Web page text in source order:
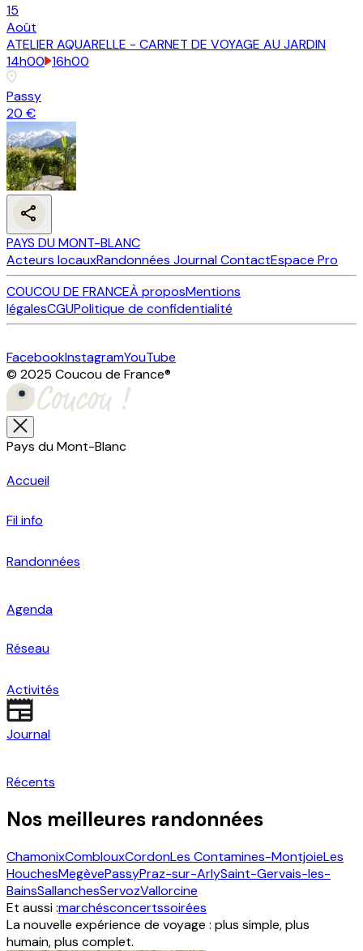
15
Août
ATELIER AQUARELLE - CARNET DE VOYAGE AU JARDIN
14h00 16h00
Passy
20 €
PAYS DU MONT-BLANC
Acteurs locauxRandonnées JournalContactEspace Pro
COUCOU DE FRANCEÀ proposMentions
légalesCGUPolitique de confidentialité
FacebookInstagramYouTube
© 2025 Coucou de France®
Pays du Mont-Blanc
Accueil
Fil info
Randonnées
Agenda
Réseau
Activités
Journal
Récents
Nos meilleures randonnées
ChamonixComblouxCordonLes Contamines-MontjoieLes
HouchesMegèvePassyPraz-sur-ArlySaint-Gervais-les-
BainsSallanchesServozVallorcine
Et aussi :marchésconcertssoirées
La nouvelle expérience de voyage : plus simple, plus
humain, plus complet.